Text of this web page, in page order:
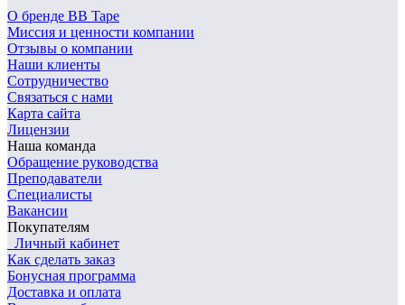
О бренде BB Tape
Миссия и ценности компании
Отзывы о компании
Наши клиенты
Сотрудничество
Связаться с нами
Карта сайта
Лицензии
Наша команда
Обращение руководства
Преподаватели
Специалисты
Вакансии
Покупателям
Личный кабинет
Как сделать заказ
Бонусная программа
Доставка и оплата